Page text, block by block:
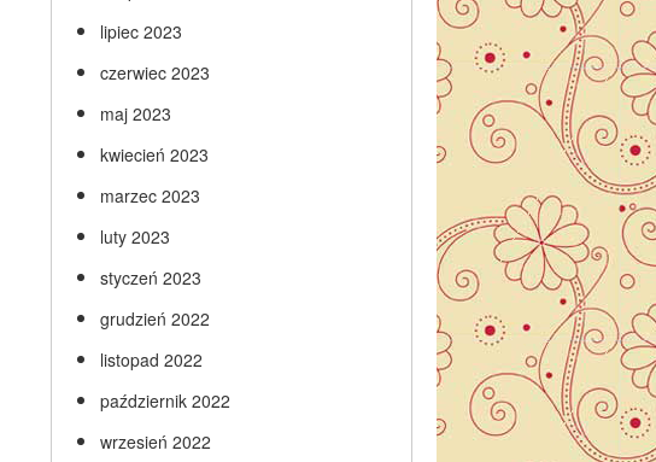
lipiec 2023
czerwiec 2023
maj 2023
kwiecień 2023
marzec 2023
luty 2023
styczeń 2023
grudzień 2022
listopad 2022
październik 2022
wrzesień 2022